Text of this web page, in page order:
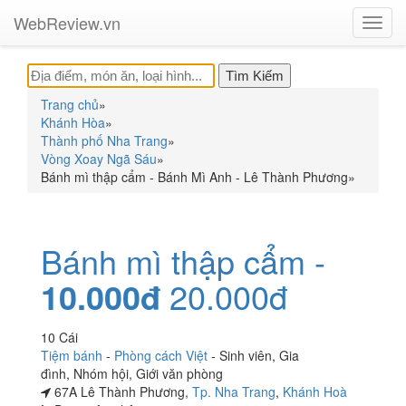
WebReview.vn
Trang chủ»
Khánh Hòa»
Thành phố Nha Trang»
Vòng Xoay Ngã Sáu»
Bánh mì thập cẩm - Bánh Mì Anh - Lê Thành Phương»
Bánh mì thập cẩm -
10.000đ 20.000đ
10 Cái
Tiệm bánh - Phòng cách Việt - Sinh viên, Gia
đình, Nhóm hội, Giới văn phòng
67A Lê Thành Phương, Tp. Nha Trang, Khánh Hoà